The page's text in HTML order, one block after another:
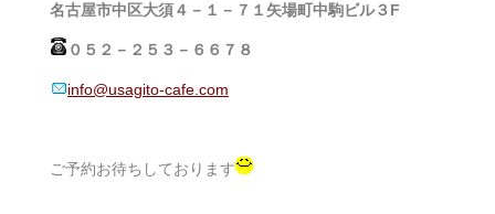
名古屋市中区大須４－１－７１矢場町中駒ビル３F
０５２－２５３－６６７８
info@usagito-cafe.com
ご予約お待ちしております